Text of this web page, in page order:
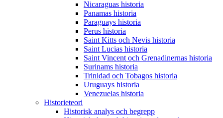
Nicaraguas historia
Panamas historia
Paraguays historia
Perus historia
Saint Kitts och Nevis historia
Saint Lucias historia
Saint Vincent och Grenadinernas historia
Surinams historia
Trinidad och Tobagos historia
Uruguays historia
Venezuelas historia
Historieteori
Historisk analys och begrepp